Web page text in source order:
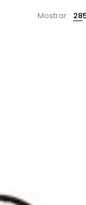
Mostrar: 28